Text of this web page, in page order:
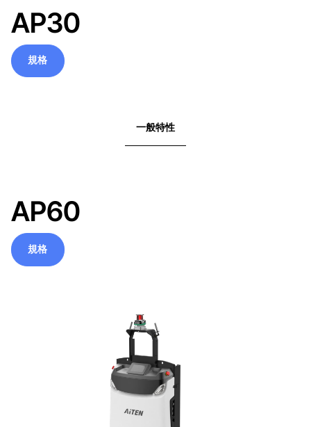
一般特性
AP30
規格
AP60
規格